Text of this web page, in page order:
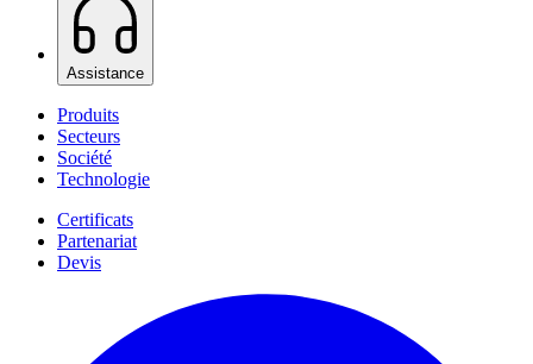
Assistance
Produits
Secteurs
Société
Technologie
Certificats
Partenariat
Devis